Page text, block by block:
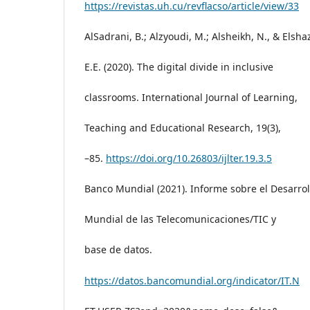
https://revistas.uh.cu/revflacso/article/view/33
AlSadrani, B.; Alzyoudi, M.; Alsheikh, N., &
E.E. (2020). The digital divide in inclusive
classrooms. International Journal of Learning,
Teaching and Educational Research, 19(3),
–85. https://doi.org/10.26803/ijlter.19.3.5
Banco Mundial (2021). Informe sobre el
Mundial de las Telecomunicaciones/TIC y
base de datos.
https://datos.bancomundial.org/indicator/IT.N